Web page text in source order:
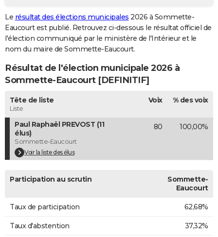
GUIDES D'ACHAT
BONS PLANS
CARTE DE VOEUX
Dictionnaire
Biographies
Citations
Expressions
Proverbes
PROGRAMME TV
COPAINS D'AVANT
S'inscrire
Se connecter
Lycées
Collèges
Primaires
Universités
Entreprises
Service militaire
Avis de recherche
AVIS DE DÉCÈS
Le résultat des élections municipales 2026 à Sommette-
Eaucourt est publié. Retrouvez ci-dessous le résultat officiel de
l'élection communiqué par le ministère de l'Intérieur et le
nom du maire de Sommette-Eaucourt.
Résultat de l'élection municipale 2026 à
Sommette-Eaucourt [DEFINITIF]
Tête de liste
Liste
Voix % des voix
Paul Raphaël PREVOST (11
élus)
Sommette-Eaucourt
Voir la liste des élus
80 100,00%
Participation au scrutin
Sommette-
Eaucourt
Taux de participation 62,68%
Taux d'abstention 37,32%